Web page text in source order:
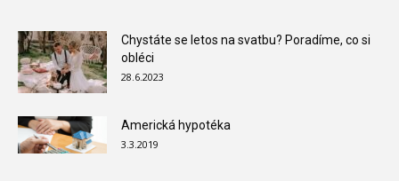
Chystáte se letos na svatbu? Poradíme, co si
obléci
28.6.2023
Americká hypotéka
3.3.2019